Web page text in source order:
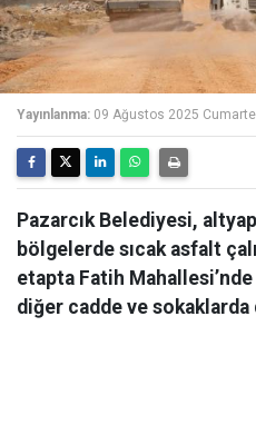
Yayınlanma: 09 Ağustos 2025
Pazarcık Belediyesi,
bölgelerde sıcak asfalt
etapta Fatih
diğer cadde ve sokaklarda